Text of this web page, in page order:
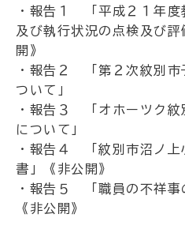
・報告１ 「平成２１年度
及び執行状況の点検及び
開》
・報告２ 「第２次紋別市
ついて」
・報告３ 「オホーツク紋
について」
・報告４ 「紋別市沼ノ上
書」《非公開》
・報告５ 「職員の不祥事
《非公開》